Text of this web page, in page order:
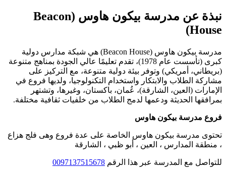
نبذة عن مدرسة بيكون هاوس (Beacon
House)
مدرسة بيكون هاوس (Beacon House) هي شبكة مدارس دولية
كبرى (تأسست عام 1978)، تقدم تعليمًا عالي الجودة بمناهج متنوعة
(بريطاني، أمريكي) وتوفر بيئة دولية متنوعة، مع التركيز على
مشاركة الطلاب والابتكار واستخدام التكنولوجيا، ولديها فروع في
الإمارات (العين، الشارقة)، عُمان، باكستان، وغيرها، وتشتهر
بمرافقها الحديثة ودعمها لدمج الطلاب من خلفيات ثقافية مختلفة.
فروع مدرسة بيكون هاوس
تحتوى مدرسة بيكون هاوس الخاصة على عدة فروع وهى فلج هزاع
، منطقة المدارس ، العين ، أبو ظبي ، الشارقة
للتواصل مع المدرسة عبر هذا الرقم 0097137515678